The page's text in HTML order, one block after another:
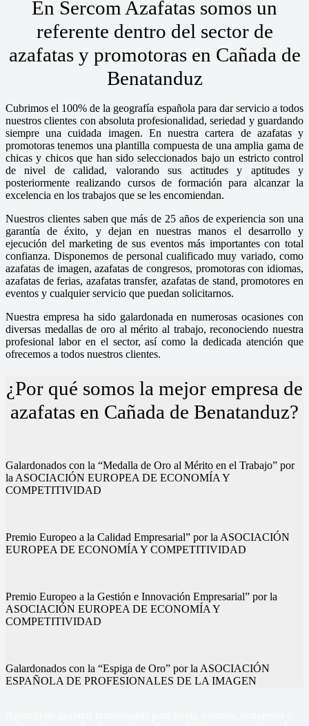
En Sercom Azafatas somos un
referente dentro del sector de
azafatas y promotoras en Cañada de
Benatanduz
Cubrimos el 100% de la geografía española para dar servicio a todos
nuestros clientes con absoluta profesionalidad, seriedad y guardando
siempre una cuidada imagen. En nuestra cartera de azafatas y
promotoras tenemos una plantilla compuesta de una amplia gama de
chicas y chicos que han sido seleccionados bajo un estricto control
de nivel de calidad, valorando sus actitudes y aptitudes y
posteriormente realizando cursos de formación para alcanzar la
excelencia en los trabajos que se les encomiendan.
Nuestros clientes saben que más de 25 años de experiencia son una
garantía de éxito, y dejan en nuestras manos el desarrollo y
ejecución del marketing de sus eventos más importantes con total
confianza. Disponemos de personal cualificado muy variado, como
azafatas de imagen, azafatas de congresos, promotoras con idiomas,
azafatas de ferias, azafatas transfer, azafatas de stand, promotores en
eventos y cualquier servicio que puedan solicitarnos.
Nuestra empresa ha sido galardonada en numerosas ocasiones con
diversas medallas de oro al mérito al trabajo, reconociendo nuestra
profesional labor en el sector, así como la dedicada atención que
ofrecemos a todos nuestros clientes.
¿Por qué somos la mejor empresa de
azafatas en Cañada de Benatanduz?
Galardonados con la “Medalla de Oro al Mérito en el Trabajo” por
la ASOCIACIÓN EUROPEA DE ECONOMÍA Y
COMPETITIVIDAD
Premio Europeo a la Calidad Empresarial” por la ASOCIACIÓN
EUROPEA DE ECONOMÍA Y COMPETITIVIDAD
Premio Europeo a la Gestión e Innovación Empresarial” por la
ASOCIACIÓN EUROPEA DE ECONOMÍA Y
COMPETITIVIDAD
Galardonados con la “Espiga de Oro” por la ASOCIACIÓN
ESPAÑOLA DE PROFESIONALES DE LA IMAGEN